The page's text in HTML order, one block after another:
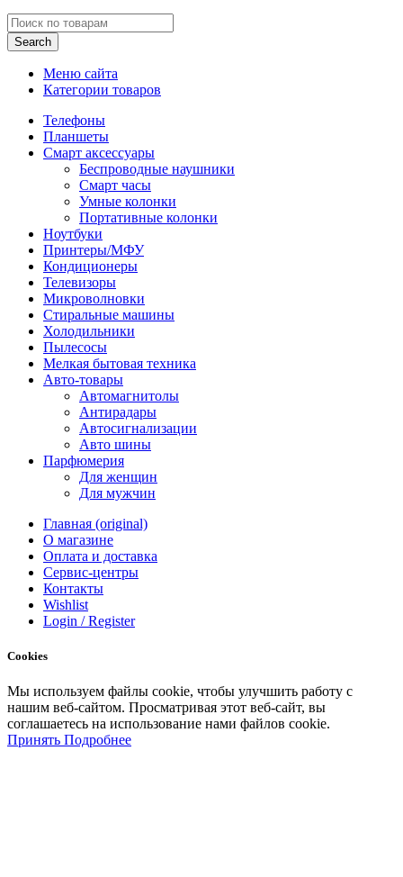
Search
Меню сайта
Категории товаров
Телефоны
Планшеты
Смарт аксессуары
Беспроводные наушники
Смарт часы
Умные колонки
Портативные колонки
Ноутбуки
Принтеры/МФУ
Кондиционеры
Телевизоры
Микроволновки
Стиральные машины
Холодильники
Пылесосы
Мелкая бытовая техника
Авто-товары
Автомагнитолы
Антирадары
Автосигнализации
Авто шины
Парфюмерия
Для женщин
Для мужчин
Главная (original)
О магазине
Оплата и доставка
Сервис-центры
Контакты
Wishlist
Login / Register
Cookies
Мы используем файлы cookie, чтобы улучшить работу с
нашим веб-сайтом. Просматривая этот веб-сайт, вы
соглашаетесь на использование нами файлов cookie.
Принять Подробнее